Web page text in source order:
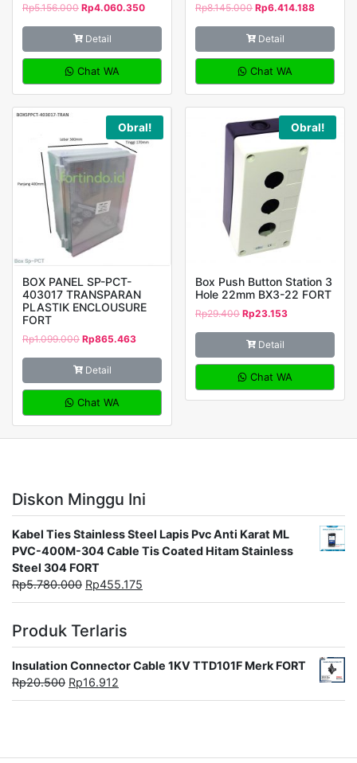
Rp5.156.000 Rp4.060.350
Detail
Chat WA
Rp8.145.000 Rp6.414.188
Detail
Chat WA
Obral!
BOX PANEL SP-PCT-
403017 TRANSPARAN
PLASTIK ENCLOUSURE
FORT
Rp1.099.000 Rp865.463
Detail
Chat WA
Obral!
Box Push Button Station 3
Hole 22mm BX3-22 FORT
Rp29.400 Rp23.153
Detail
Chat WA
Diskon Minggu Ini
Kabel Ties Stainless Steel Lapis Pvc Anti Karat ML
PVC-400M-304 Cable Tis Coated Hitam Stainless
Steel 304 FORT
Rp5.780.000 Rp455.175
Produk Terlaris
Insulation Connector Cable 1KV TTD101F Merk FORT
Rp20.500 Rp16.912